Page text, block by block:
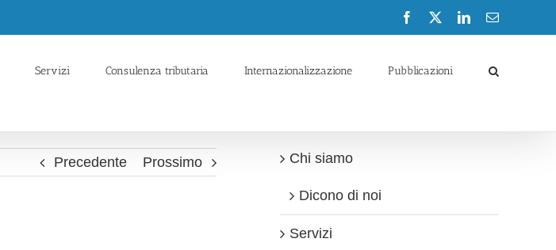
Facebook LinkedInEmail
Servizi Consulenza tributaria Internazionalizzazione Pubblicazioni
Precedente Prossimo Chi siamo
Dicono di noi
Servizi